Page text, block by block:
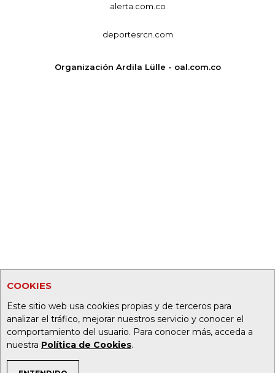
COOKIES
Este sitio web usa cookies propias y de terceros para
analizar el tráfico, mejorar nuestros servicio y conocer el
comportamiento del usuario. Para conocer más, acceda a
nuestra Política de Cookies.
alerta.com.co
deportesrcn.com
Organización Ardila Lülle - oal.com.co